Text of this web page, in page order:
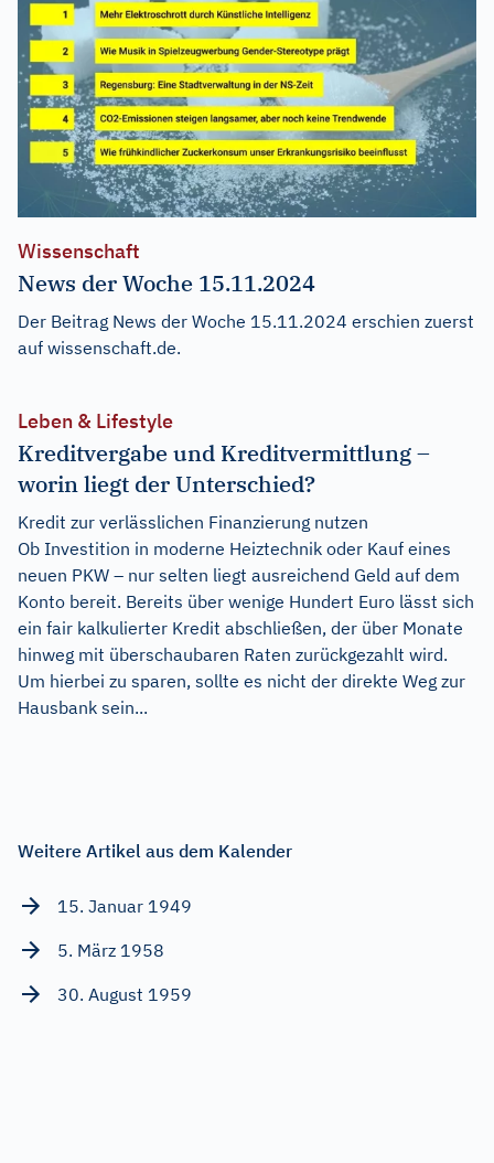
Wissenschaft
News der Woche 15.11.2024
Der Beitrag News der Woche 15.11.2024 erschien zuerst
auf wissenschaft.de.
Leben & Lifestyle
Kreditvergabe und Kreditvermittlung –
worin liegt der Unterschied?
Kredit zur verlässlichen Finanzierung nutzen
Ob Investition in moderne Heiztechnik oder Kauf eines
neuen PKW – nur selten liegt ausreichend Geld auf dem
Konto bereit. Bereits über wenige Hundert Euro lässt sich
ein fair kalkulierter Kredit abschließen, der über Monate
hinweg mit überschaubaren Raten zurückgezahlt wird.
Um hierbei zu sparen, sollte es nicht der direkte Weg zur
Hausbank sein...
Weitere Artikel aus dem Kalender
15. Januar 1949
5. März 1958
30. August 1959